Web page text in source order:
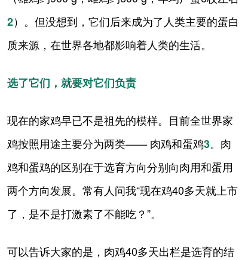
2）。但没想到，它们后来成为了人类主要的蛋白
质来源，在世界各地都影响着人类的生活。
选了它们，就要对它们负责
现在的家鸡早已不是祖先的模样。目前全世界家
鸡按照用途主要分为两类—— 肉鸡和蛋鸡3。肉
鸡和蛋鸡的区别在于选育方向分别向肉用和蛋用
两个方向发展。常有人问我“现在鸡40多天就上市
了，是不是打激素了不能吃？”。
可以告诉大家的是，肉鸡40多天出栏是选育的结